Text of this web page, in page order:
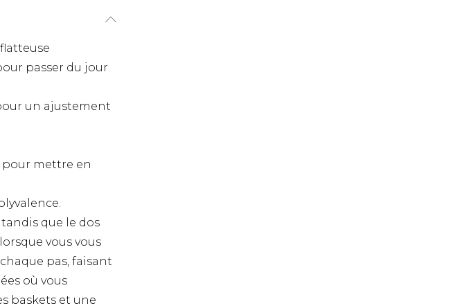
passer du jour
un ajustement
pour mettre en
que le dos
vous vous
pas, faisant
où vous
baskets et une